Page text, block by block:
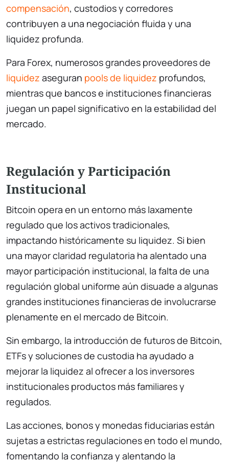
compensación, custodios y corredores
contribuyen a una negociación fluida y una
liquidez profunda.
Para Forex, numerosos grandes proveedores de
liquidez aseguran pools de liquidez profundos,
mientras que bancos e instituciones financieras
juegan un papel significativo en la estabilidad del
mercado.
Regulación y Participación
Institucional
Bitcoin opera en un entorno más laxamente
regulado que los activos tradicionales,
impactando históricamente su liquidez. Si bien
una mayor claridad regulatoria ha alentado una
mayor participación institucional, la falta de una
regulación global uniforme aún disuade a algunas
grandes instituciones financieras de involucrarse
plenamente en el mercado de Bitcoin.
Sin embargo, la introducción de futuros de Bitcoin,
ETFs y soluciones de custodia ha ayudado a
mejorar la liquidez al ofrecer a los inversores
institucionales productos más familiares y
regulados.
Las acciones, bonos y monedas fiduciarias están
sujetas a estrictas regulaciones en todo el mundo,
fomentando la confianza y alentando la